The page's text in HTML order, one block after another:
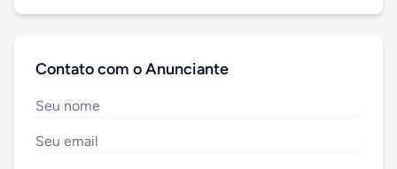
Contato com o Anunciante